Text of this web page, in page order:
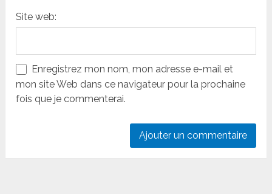
Site web:
Enregistrez mon nom, mon adresse e-mail et
mon site Web dans ce navigateur pour la prochaine
fois que je commenterai.